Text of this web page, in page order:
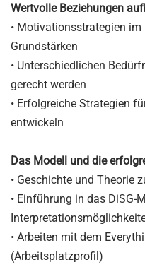
Wertvolle Beziehungen
• Motivationsstrategien
Grundstärken
• Unterschiedlichen
gerecht werden
• Erfolgreiche Strategien
entwickeln
Das Modell und die
• Geschichte und Theorie
• Einführung in das DiSG-
• Arbeiten mit dem
(Arbeitsplatzprofil)